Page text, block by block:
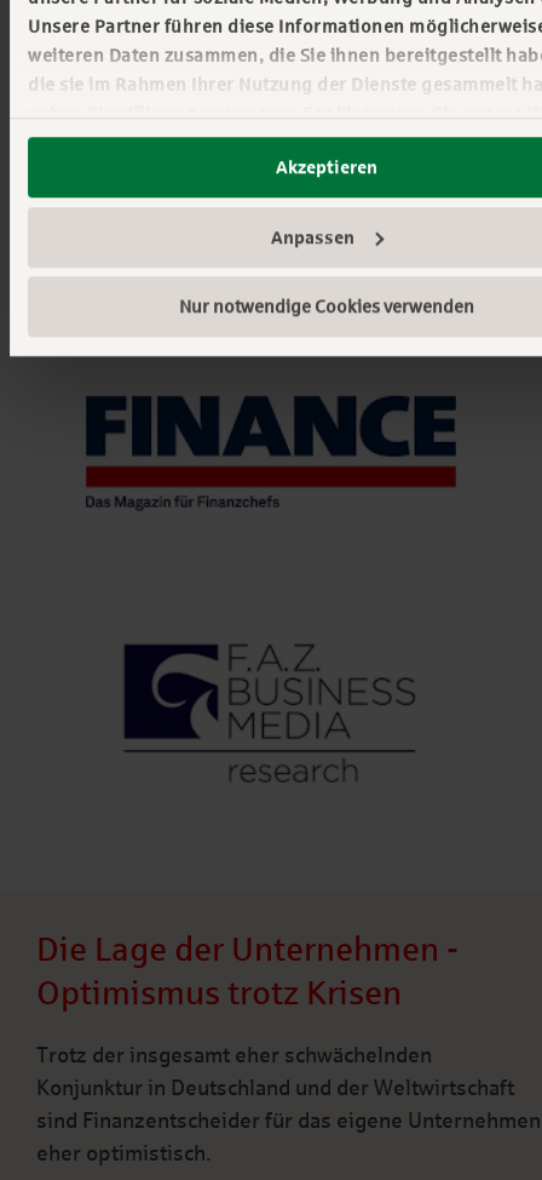
Unsere Partner führen diese Informationen
weiteren Daten zusammen, die Sie ihnen bereitgestellt
die sie im Rahmen Ihrer Nutzung der Dienste gesammelt
geben Einwilligung zu unseren Cookies, wenn Sie unsere
weiterhin nutzen.
||Datenschutz
Akzeptieren
Anpassen
Nur notwendige Cookies verwenden
Wissenswertes
Alle Kategorien
Alle Tags
In Zusammenarbeit mit
Die Lage der Unternehmen -
Optimismus trotz Krisen
Trotz der insgesamt eher schwächelnden
Konjunktur in Deutschland und der Weltwirtschaft
sind Finanzentscheider für das eigene Unternehmen
eher optimistisch.